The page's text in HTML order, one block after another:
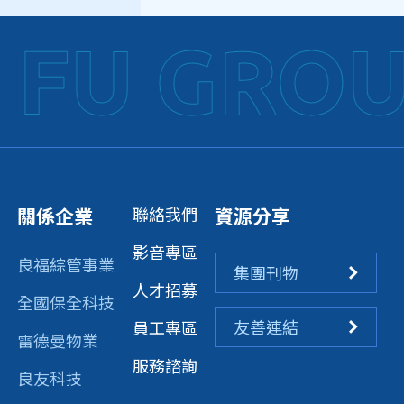
關係企業
良福綜管事業
全國保全科技
雷德曼物業
良友科技
聯絡我們
影音專區
人才招募
員工專區
服務諮詢
資源分享
集團刊物
友善連結